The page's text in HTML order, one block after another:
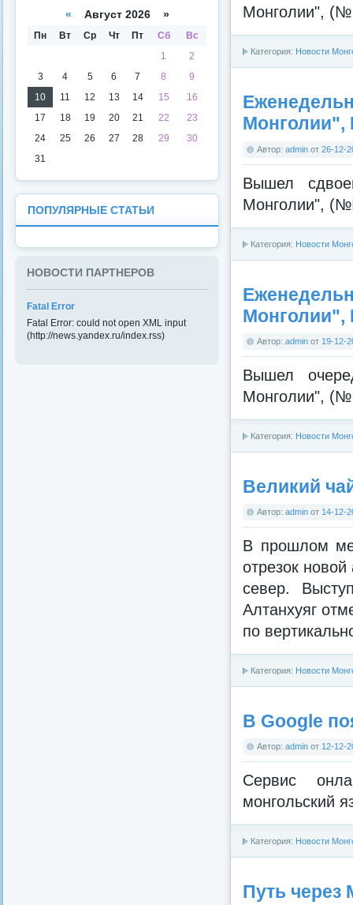
Монголии", (№
Категория: Новости
Автор: admin от 26-12-
Вышел
Монголии",
Категория: Новости
Автор: admin от 19-12-
Вышел
Монголии", (№
Категория: Новости
Великий
Автор: admin от 14-12-
В прошлом
отрезок
север.
Алтанхуяг
по
Категория: Новости
В Google
Автор: admin от 12-12-
Сервис
монгольский
Категория: Новости
Путь через
« Август 2026 »
Пн Вт Ср Чт Пт Сб
Вс
1
2
3
4 5 6 7 8
9
10
11 12 13 14 15
16
17
18 19 20 21 22
23
24
25 26 27 28 29
30
31
ПОПУЛЯРНЫЕ СТАТЬИ
НОВОСТИ ПАРТНЕРОВ
Fatal Error
Fatal Error: could not open XML input
(http://news.yandex.ru/index.rss)